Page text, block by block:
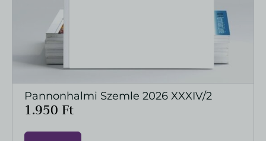
MEGTEKINTÉS
Pannonhalmi Szemle 2026 XXXIV/2
1.950 Ft